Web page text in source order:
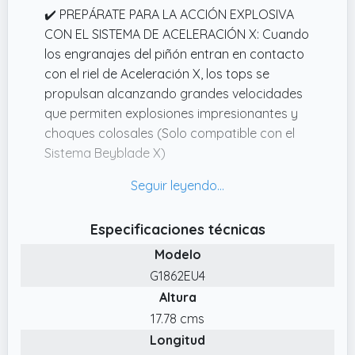
explosión varía)
✔️ PREPÁRATE PARA LA ACCIÓN EXPLOSIVA
CON EL SISTEMA DE ACELERACIÓN X: Cuando
los engranajes del piñón entran en contacto
con el riel de Aceleración X, los tops se
propulsan alcanzando grandes velocidades
que permiten explosiones impresionantes y
choques colosales (Solo compatible con el
Sistema Beyblade X)
BEYBLADE X: Disfruta la emoción de la
batalla. Arma tus tops, carga tus lanzadores
✔️ 3 PIEZAS FÁCILES DE ENSAMBLAR: La hoja,
el trinquete y el piñón intercambiables de los
tops Beyblade X se montan y desmontan en
un rápido giro y dos clics para que estés listo
Especificaciones técnicas
Modelo
G1862EU4
Altura
17.78 cms
Longitud